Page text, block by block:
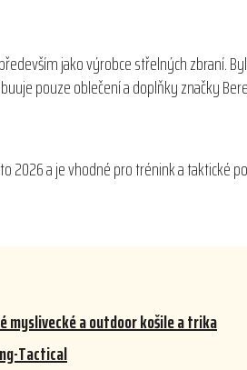
jako výrobce střelných zbraní.
pouze oblečení a doplňky značky
2026 a je vhodné pro trénink a taktické
myslivecké a outdoor košile a trika
Tactical